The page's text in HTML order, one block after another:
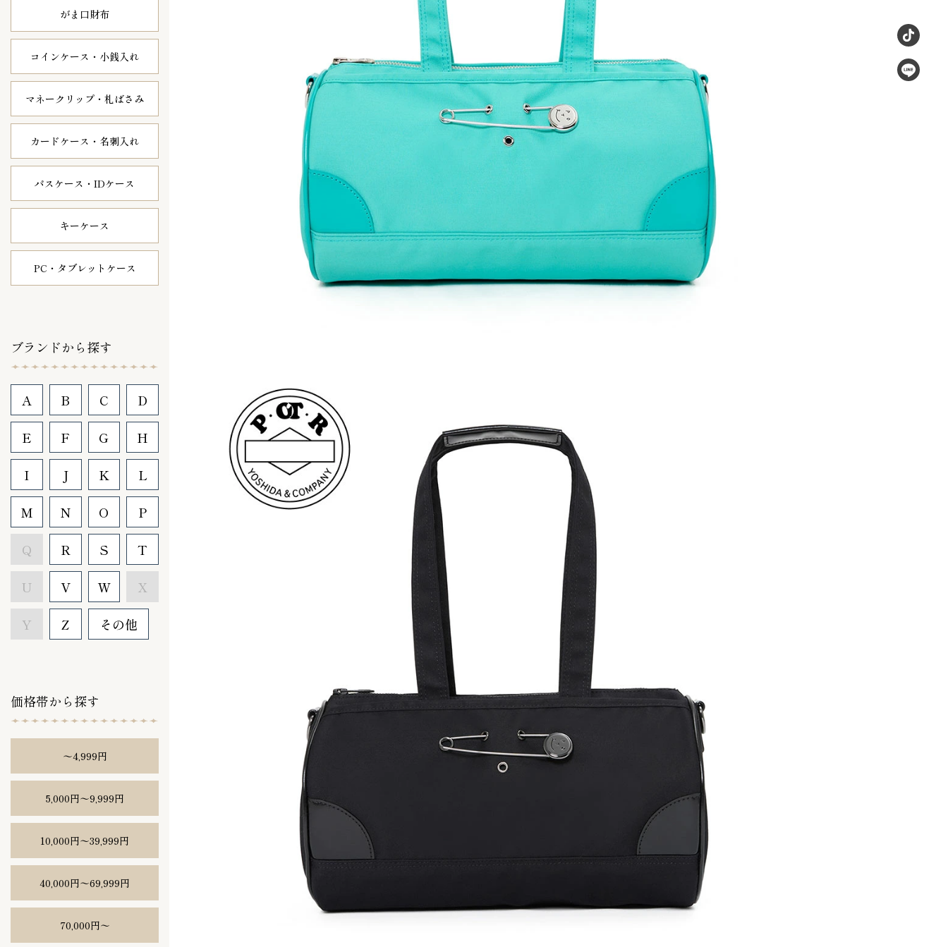
がま口財布
コインケース・ 小銭入れ
マネークリップ・ 札ばさみ
カードケース・ 名刺入れ
パスケース・ IDケース
キーケース
PC・タブレット ケース
ブランドから探す
A B C D
E F G H
I J K L
M N O P
Q R S T
U V W X
Y Z その他
価格帯から探す
〜4,999円
5,000円〜9,999円
10,000円〜39,999円
40,000円〜69,999円
70,000円〜